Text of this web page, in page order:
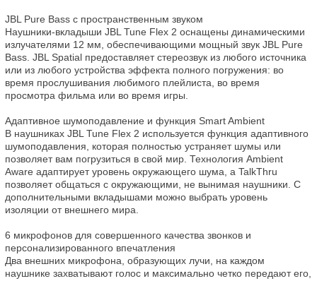
JBL Pure Bass с пространственным звуком
Наушники-вкладыши JBL Tune Flex 2 оснащены динамическими
излучателями 12 мм, обеспечивающими мощный звук JBL Pure
Bass. JBL Spatial предоставляет стереозвук из любого источника
или из любого устройства эффекта полного погружения: во
время прослушивания любимого плейлиста, во время
просмотра фильма или во время игры.
Адаптивное шумоподавление и функция Smart Ambient
В наушниках JBL Tune Flex 2 используется функция адаптивного
шумоподавления, которая полностью устраняет шумы или
позволяет вам погрузиться в свой мир. Технология Ambient
Aware адаптирует уровень окружающего шума, а TalkThru
позволяет общаться с окружающими, не вынимая наушники. С
дополнительными вкладышами можно выбрать уровень
изоляции от внешнего мира.
6 микрофонов для совершенного качества звонков и
персонализированного впечатления
Два внешних микрофона, образующих лучи, на каждом
наушнике захватывают голос и максимально четко передают его,